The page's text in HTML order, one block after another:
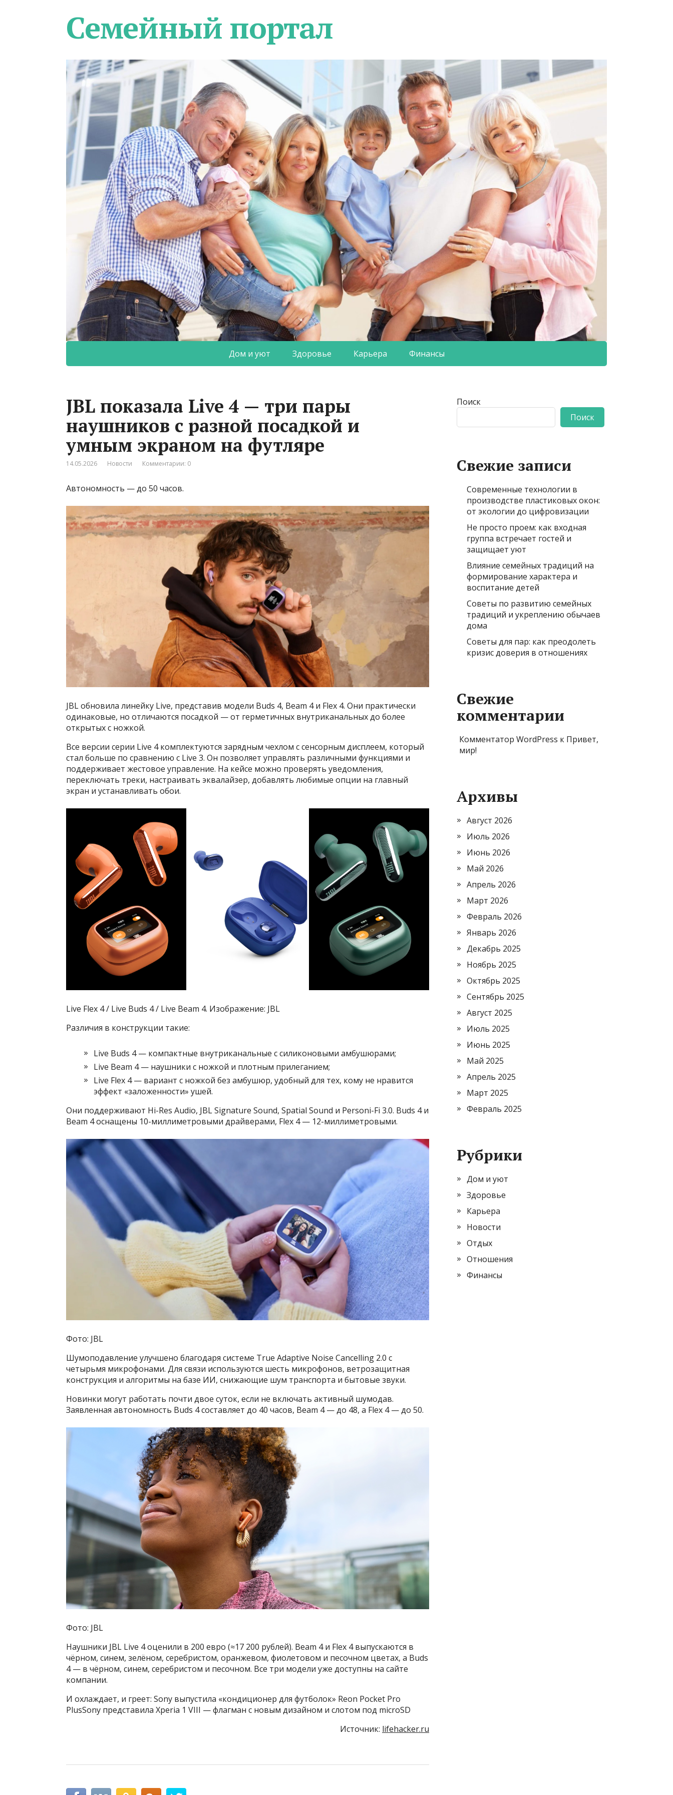
Семейный портал
Дом и уют Здоровье Карьера Финансы
JBL показала Live 4 — три пары
наушников с разной посадкой и
умным экраном на футляре
14.05.2026 Новости Комментарии: 0
Автономность — до 50 часов.
JBL обновила линейку Live, представив модели Buds 4, Beam 4 и Flex 4. Они практически
одинаковые, но отличаются посадкой — от герметичных внутриканальных до более
открытых с ножкой.
Все версии серии Live 4 комплектуются зарядным чехлом с сенсорным дисплеем, который
стал больше по сравнению с Live 3. Он позволяет управлять различными функциями и
поддерживает жестовое управление. На кейсе можно проверять уведомления,
переключать треки, настраивать эквалайзер, добавлять любимые опции на главный
экран и устанавливать обои.
Live Flex 4 / Live Buds 4 / Live Beam 4. Изображение: JBL
Различия в конструкции такие:
Live Buds 4 — компактные внутриканальные с силиконовыми амбушюрами;
Live Beam 4 — наушники с ножкой и плотным прилеганием;
Live Flex 4 — вариант с ножкой без амбушюр, удобный для тех, кому не нравится
эффект «заложенности» ушей.
Они поддерживают Hi-Res Audio, JBL Signature Sound, Spatial Sound и Personi-Fi 3.0. Buds 4 и
Beam 4 оснащены 10-миллиметровыми драйверами, Flex 4 — 12-миллиметровыми.
Фото: JBL
Шумоподавление улучшено благодаря системе True Adaptive Noise Cancelling 2.0 с
четырьмя микрофонами. Для связи используются шесть микрофонов, ветрозащитная
конструкция и алгоритмы на базе ИИ, снижающие шум транспорта и бытовые звуки.
Новинки могут работать почти двое суток, если не включать активный шумодав.
Заявленная автономность Buds 4 составляет до 40 часов, Beam 4 — до 48, а Flex 4 — до 50.
Фото: JBL
Наушники JBL Live 4 оценили в 200 евро (≈17 200 рублей). Beam 4 и Flex 4 выпускаются в
чёрном, синем, зелёном, серебристом, оранжевом, фиолетовом и песочном цветах, а Buds
4 — в чёрном, синем, серебристом и песочном. Все три модели уже доступны на сайте
компании.
И охлаждает, и греет: Sony выпустила «кондиционер для футболок» Reon Pocket Pro
PlusSony представила Xperia 1 VIII — флагман с новым дизайном и слотом под microSD
Источник: lifehacker.ru
Поиск
Поиск
Свежие записи
Современные технологии в
производстве пластиковых окон:
от экологии до цифровизации
Не просто проем: как входная
группа встречает гостей и
защищает уют
Влияние семейных традиций на
формирование характера и
воспитание детей
Советы по развитию семейных
традиций и укреплению обычаев
дома
Советы для пар: как преодолеть
кризис доверия в отношениях
Свежие
комментарии
Комментатор WordPress к Привет,
мир!
Архивы
Август 2026
Июль 2026
Июнь 2026
Май 2026
Апрель 2026
Март 2026
Февраль 2026
Январь 2026
Декабрь 2025
Ноябрь 2025
Октябрь 2025
Сентябрь 2025
Август 2025
Июль 2025
Июнь 2025
Май 2025
Апрель 2025
Март 2025
Февраль 2025
Рубрики
Дом и уют
Здоровье
Карьера
Новости
Отдых
Отношения
Финансы